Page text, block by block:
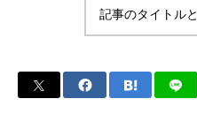
記事のタイトル